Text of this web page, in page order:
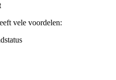
vele voordelen: